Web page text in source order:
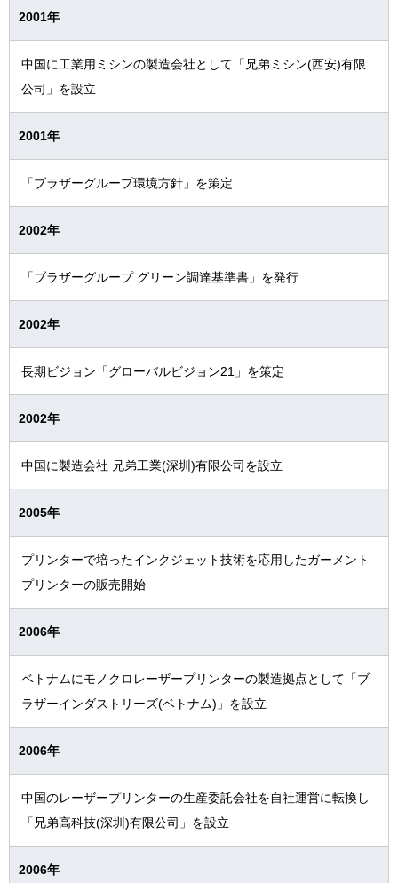
2001年
中国に工業用ミシンの製造会社として「兄弟ミシン(西安)有限
公司」を設立
2001年
「ブラザーグループ環境方針」を策定
2002年
「ブラザーグループ グリーン調達基準書」を発行
2002年
長期ビジョン「グローバルビジョン21」を策定
2002年
中国に製造会社 兄弟工業(深圳)有限公司を設立
2005年
プリンターで培ったインクジェット技術を応用したガーメント
プリンターの販売開始
2006年
ベトナムにモノクロレーザープリンターの製造拠点として「ブ
ラザーインダストリーズ(ベトナム)」を設立
2006年
中国のレーザープリンターの生産委託会社を自社運営に転換し
「兄弟高科技(深圳)有限公司」を設立
2006年